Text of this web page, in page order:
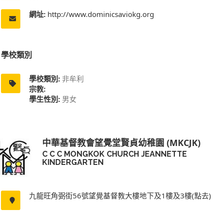
網址: http://www.dominicsaviokg.org
學校類別
學校類別: 非牟利
宗教:
學生性別: 男女
中華基督教會望覺堂賢貞幼稚園 (MKCJK)
C C C MONGKOK CHURCH JEANNETTE
KINDERGARTEN
九龍旺角弼街56號望覺基督教大樓地下及1樓及3樓(點去)